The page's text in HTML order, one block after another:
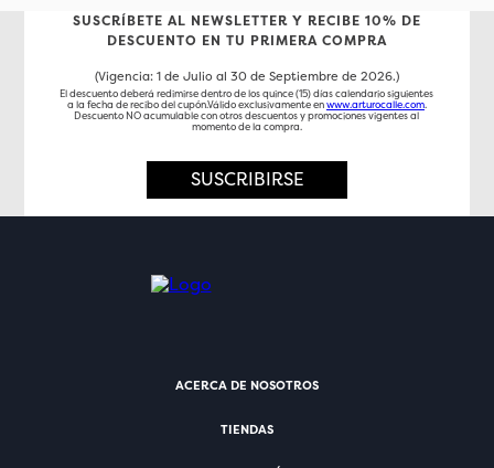
SUSCRÍBETE AL NEWSLETTER Y RECIBE 10% DE
DESCUENTO EN TU PRIMERA COMPRA
(Vigencia: 1 de Julio al 30 de Septiembre de 2026.)
El descuento deberá redimirse dentro de los quince (15) días calendario siguientes
a la fecha de recibo del cupón.Válido exclusivamente enwww.arturocalle.com.
Descuento NO acumulable con otros descuentos y promociones vigentes al
momento de la compra.
SUSCRIBIRSE
ACERCA DE NOSOTROS
TIENDAS